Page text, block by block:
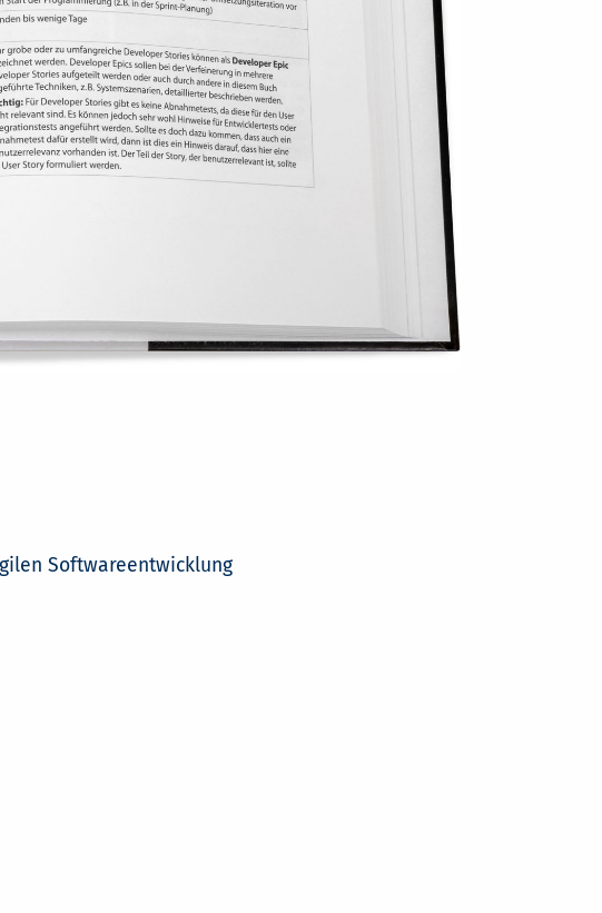
Softwareentwicklung